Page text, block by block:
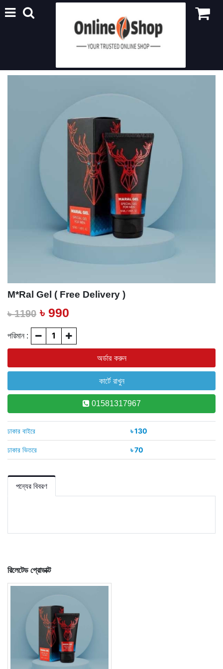
M*ral Gel ( Free Delivery )
৳ 1190 ৳ 990
পরিমান :
01581317967
ঢাকার বাইরে ৳ 130
ঢাকার ভিতরে ৳ 70
পন্যের বিবরণ
রিলেটেড প্রোডাক্ট